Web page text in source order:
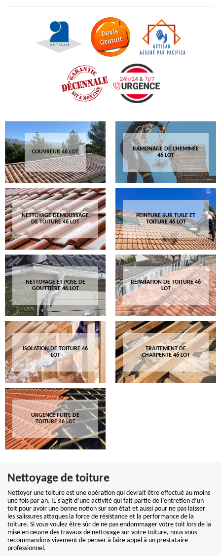
COUVREUR 46 LOT
RAMONAGE DE CHEMINÉE
46 LOT
NETTOYAGE DEMOUSSAGE
DE TOITURE 46 LOT
PEINTURE SUR TUILE ET
TOITURE 46 LOT
NETTOYAGE ET POSE DE
GOUTTIÈRE 46 LOT
RÉPARATION DE TOITURE 46
LOT
ISOLATION DE TOITURE 46
LOT
TRAITEMENT DE
CHARPENTE 46 LOT
URGENCE FUITE DE
TOITURE 46 LOT
Nettoyage de toiture
Nettoyer une toiture est une opération qui devrait être effectué au moins
une fois par an. IL s’agit d’une activité qui fait partie de l’entretien d’un
toit pour avoir une bonne notion sur son état et aussi pour ne pas laisser
les salissures attaques la force de résistance et la performance de la
toiture. Si vous voulez être sûr de ne pas endommager votre toit lors de la
mise en œuvre des travaux de nettoyage sur votre toiture, nous vous
recommandons vivement de penser à faire appel à un prestataire
professionnel.